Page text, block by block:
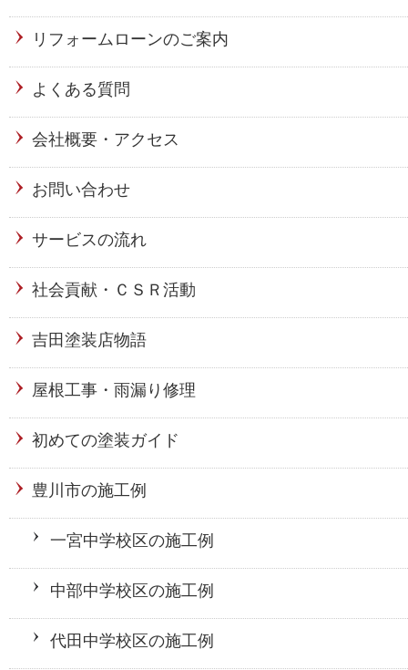
リフォームローンのご案内
よくある質問
会社概要・アクセス
お問い合わせ
サービスの流れ
社会貢献・ＣＳＲ活動
吉田塗装店物語
屋根工事・雨漏り修理
初めての塗装ガイド
豊川市の施工例
一宮中学校区の施工例
中部中学校区の施工例
代田中学校区の施工例